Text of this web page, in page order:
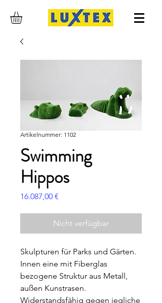
Artikelnummer: 1102
Swimming
Hippos
16.087,00 €
Nicht verfügbar
Skulpturen für Parks und Gärten.
Innen eine mit Fiberglas
bezogene Struktur aus Metall,
außen Kunstrasen.
Widerstandsfähig gegen jegliche